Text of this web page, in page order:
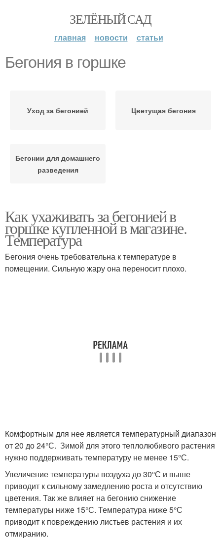
ЗЕЛЁНЫЙ САД
главная новости статьи
Бегония в горшке
Уход за бегонией Цветущая бегония
Бегонии для домашнего
разведения
Как ухаживать за бегонией в
горшке купленной в магазине.
Температура
Бегония очень требовательна к температуре в
помещении. Сильную жару она переносит плохо.
Комфортным для нее является температурный диапазон
от 20 до 24°С. Зимой для этого теплолюбивого растения
нужно поддерживать температуру не менее 15°С.
Увеличение температуры воздуха до 30°С и выше
приводит к сильному замедлению роста и отсутствию
цветения. Так же влияет на бегонию снижение
температуры ниже 15°С. Температура ниже 5°С
приводит к повреждению листьев растения и их
отмиранию.